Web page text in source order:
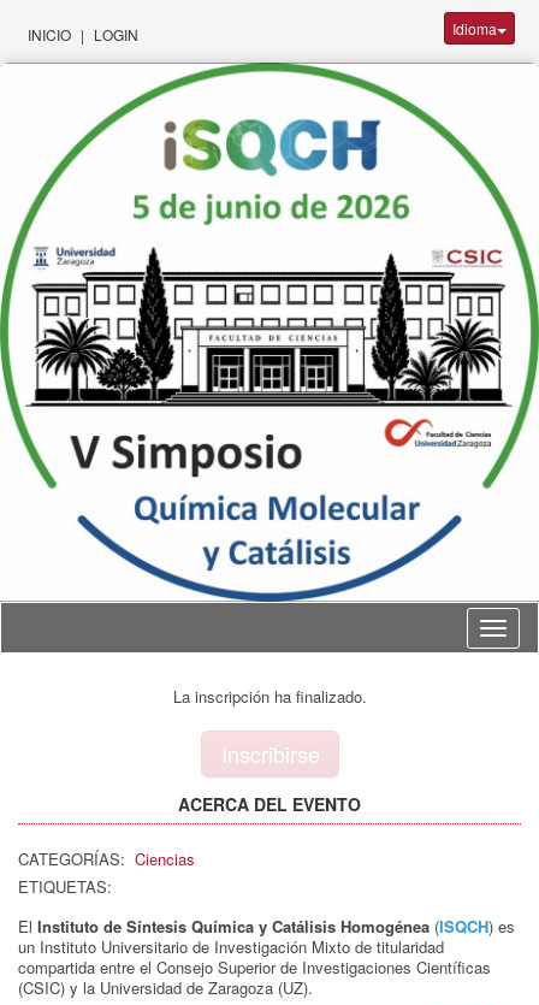
INICIO | LOGIN Idioma
Idioma
La inscripción ha finalizado.
Inscribirse
ACERCA DEL EVENTO
CATEGORÍAS: Ciencias
ETIQUETAS:
El Instituto de Síntesis Química y Catálisis Homogénea (ISQCH) es
un Instituto Universitario de Investigación Mixto de titularidad
compartida entre el Consejo Superior de Investigaciones Científicas
(CSIC) y la Universidad de Zaragoza (UZ).